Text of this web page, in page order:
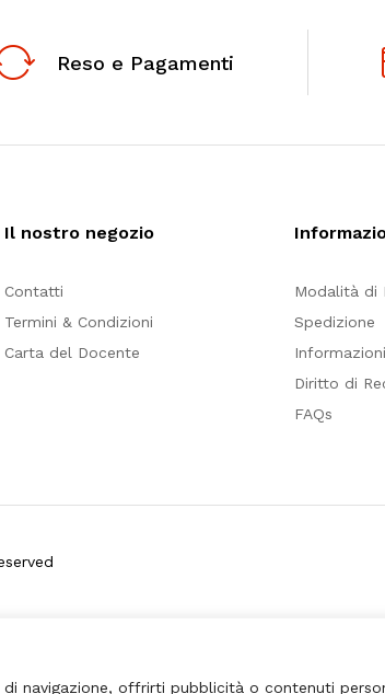
navigazione, offrirti pubblicità o contenuti
Reso e Pagamenti
Il nostro negozio
Contatti
Termini & Condizioni
Carta del Docente
Modalità di
Spedizione
Diritto di
FAQs